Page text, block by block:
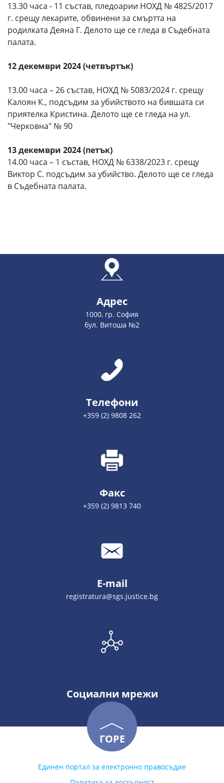
13.30 часа - 11 състав, пледоарии НОХД № 4825/2017
г. срещу лекарите, обвинени за смъртта на
родилката Деяна Г. Делото ще се гледа в Съдебната
палата.
12 декември 2024 (четвъртък)
13.00 часа – 26 състав, НОХД № 5083/2024 г. срещу
Калоян К., подсъдим за убийството на бившата си
приятелка Кристина. Делото ще се гледа на ул.
"Черковна" № 90
13 декември 2024 (петък)
14.00 часа – 1 състав, НОХД № 6338/2023 г. срещу
Виктор С. подсъдим за убийство. Делото ще се гледа
в Съдебната палата.
Адрес
1000, гр. София
бул. Витоша №2
Телефони
+359 (2) 9808 262
Факс
+359 (2) 9813 740
E-mail
registratura@sgs.justice.bg
Социални мрежи
ГОРЕ
Единен портал за електронно правосъдие